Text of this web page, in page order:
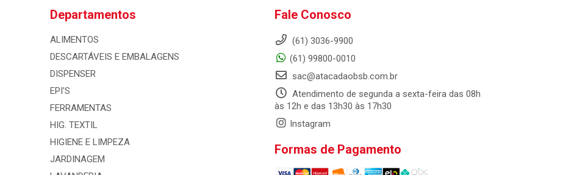
Departamentos
ALIMENTOS
DESCARTÁVEIS E EMBALAGENS
DISPENSER
EPI'S
FERRAMENTAS
HIG. TEXTIL
HIGIENE E LIMPEZA
JARDINAGEM
Fale Conosco
(61) 3036-9900
(61) 99800-0010
sac@atacadaobsb.com.br
Atendimento de segunda a sexta-feira das 08h
às 12h e das 13h30 às 17h30
Instagram
Formas de Pagamento